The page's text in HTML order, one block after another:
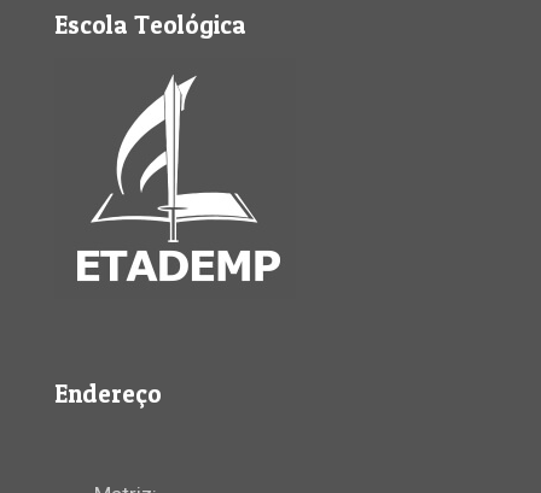
Escola Teológica
Endereço